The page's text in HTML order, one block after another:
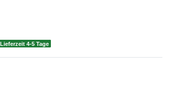
4-5 Tage